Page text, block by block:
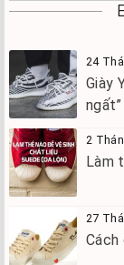
24
Giày
ngất”
2
Làm
27
Cách